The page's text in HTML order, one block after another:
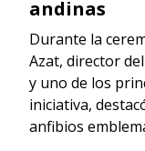
andinas
Durante la
Azat, director
y uno de los
iniciativa,
anfibios